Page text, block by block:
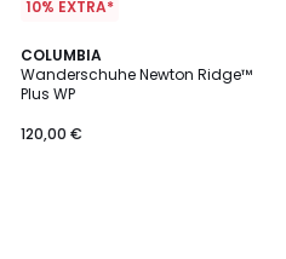
10% EXTRA*
COLUMBIA
Wanderschuhe Newton Ridge™
Plus WP
120,00 €